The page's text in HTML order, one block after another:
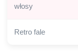
włosy
Retro fale